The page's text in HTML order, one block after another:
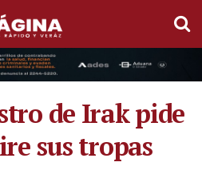
de Irak pide
sus tropas